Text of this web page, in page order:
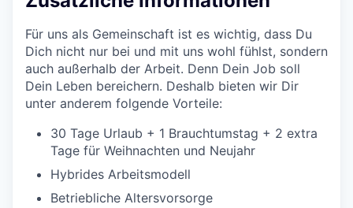
Für uns als Gemeinschaft ist es wichtig, dass Du
Dich nicht nur bei und mit uns wohl fühlst, sondern
auch außerhalb der Arbeit. Denn Dein Job soll
Dein Leben bereichern. Deshalb bieten wir Dir
unter anderem folgende Vorteile:
30 Tage Urlaub + 1 Brauchtumstag + 2 extra
Tage für Weihnachten und Neujahr
Hybrides Arbeitsmodell
Betriebliche Altersvorsorge